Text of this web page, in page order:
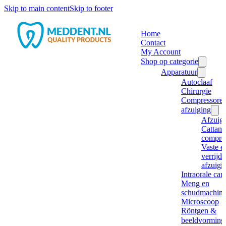
Skip to main contentSkip to footer
Home
Contact
My Account
Shop op categorie
Apparatuur
Autoclaaf
Chirurgie
afzuiging
Cattani
Vaste
Intraorale
Meng en
Microscoop
Röntgen &
beeldvorming